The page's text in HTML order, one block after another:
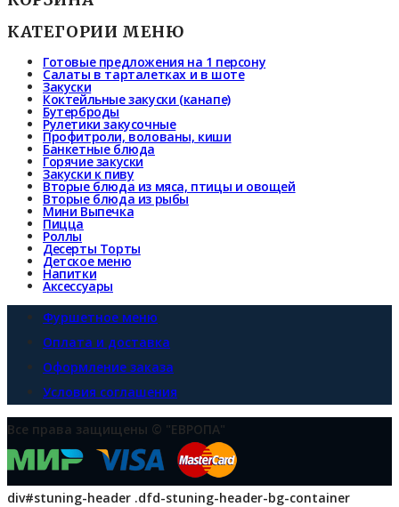
КАТЕГОРИИ МЕНЮ
Готовые предложения на 1 персону
Салаты в тарталетках и в шоте
Закуски
Коктейльные закуски (канапе)
Бутерброды
Рулетики закусочные
Профитроли, волованы, киши
Банкетные блюда
Горячие закуски
Закуски к пиву
Вторые блюда из мяса, птицы и овощей
Вторые блюда из рыбы
Мини Выпечка
Пицца
Роллы
Десерты Торты
Детское меню
Напитки
Аксессуары
Фуршетное меню
Оплата и доставка
Оформление заказа
Условия соглашения
Все права защищены © "ЕВРОПА"
div#stuning-header .dfd-stuning-header-bg-container